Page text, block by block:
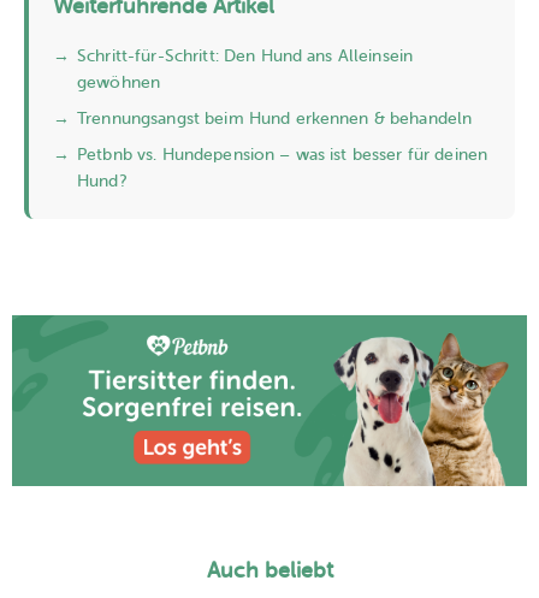
Weiterführende Artikel
→ Schritt-für-Schritt: Den Hund ans Alleinsein
gewöhnen
→ Trennungsangst beim Hund erkennen & behandeln
→
Petbnb vs. Hundepension – was ist besser für deinen
Hund?
Auch beliebt